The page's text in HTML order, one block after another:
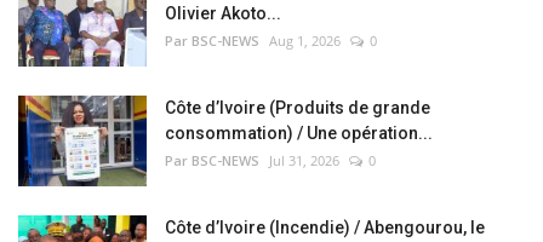
Olivier Akoto...
Par BSC-NEWS Aug 1, 2026 0
Côte d’Ivoire (Produits de grande
consommation) / Une opération...
Par BSC-NEWS Jul 31, 2026 0
Côte d’Ivoire (Incendie) / Abengourou, le